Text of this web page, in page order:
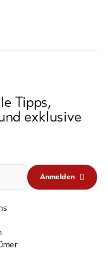
Tipps,
exklusive
Anmelden